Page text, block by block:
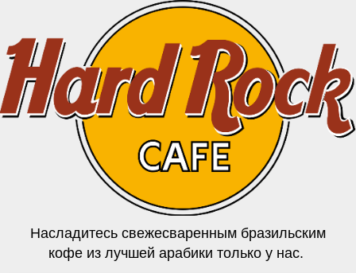
Насладитесь свежесваренным бразильским
кофе из лучшей арабики только у нас.